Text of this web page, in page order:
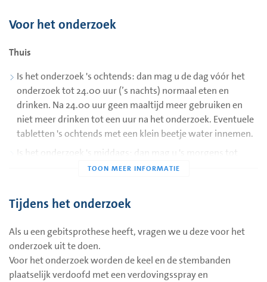
het vermoeden op afwijkingen uit te sluiten. Zo nodig kan de
spoelen met een water/zout oplossing in de luchtwegen.
Voor het onderzoek
Thuis
Is het onderzoek 's ochtends: dan mag u de dag vóór het
onderzoek tot 24.00 uur (’s nachts) normaal eten en
drinken. Na 24.00 uur geen maaltijd meer gebruiken en
niet meer drinken tot een uur na het onderzoek. Eventuele
tabletten 's ochtends met een klein beetje water innemen.
Is het onderzoek 's middags: dan mag u 's morgens tot
07.00 uur (niet later) 1 beschuitje met een kopje thee
uur na het onderzoek.
Zorg dat u een lijst meeneemt met de medicijnen die u
gebruikt (verkrijgbaar bij uw apotheek)
Tijdens het onderzoek
Als u een gebitsprothese heeft, vragen we u deze voor het
onderzoek uit te doen.
Voor het onderzoek worden de keel en de stembanden
plaatselijk verdoofd met een verdovingsspray en